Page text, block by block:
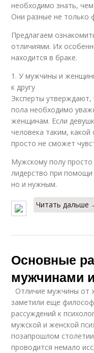
необходимо знать,
Они разные не только
Предлагаем
отличиями. Их
находится в браке.
1. У мужчины и
к другу
Эксперты утверждают,
пола необходимо
женщинам. Если
человека таким,
просто не сможет
Мужскому полу
лидерство при
но и нужным.
Читать дальше
Основные
мужчинами
Отличие мужчины от
заметили еще
рассуждений к
мужской и женской
позапрошлом
проводится немало